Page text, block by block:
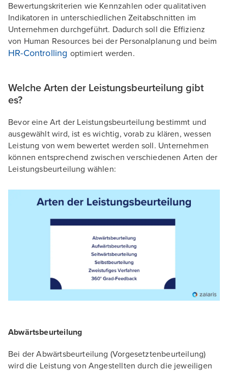
Bewertungskriterien wie Kennzahlen oder qualitativen
Indikatoren in unterschiedlichen Zeitabschnitten im
Unternehmen durchgeführt. Dadurch soll die Effizienz
von Human Resources bei der Personalplanung und beim
HR-Controlling optimiert werden.
Welche Arten der Leistungsbeurteilung gibt
es?
Bevor eine Art der Leistungsbeurteilung bestimmt und
ausgewählt wird, ist es wichtig, vorab zu klären, wessen
Leistung von wem bewertet werden soll. Unternehmen
können entsprechend zwischen verschiedenen Arten der
Leistungsbeurteilung wählen:
Abwärtsbeurteilung
Bei der Abwärtsbeurteilung (Vorgesetztenbeurteilung)
wird die Leistung von Angestellten durch die jeweiligen